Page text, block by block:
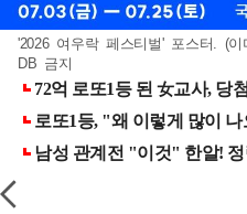
'2026 여우락 페스티벌' 포스터. (
DB 금지